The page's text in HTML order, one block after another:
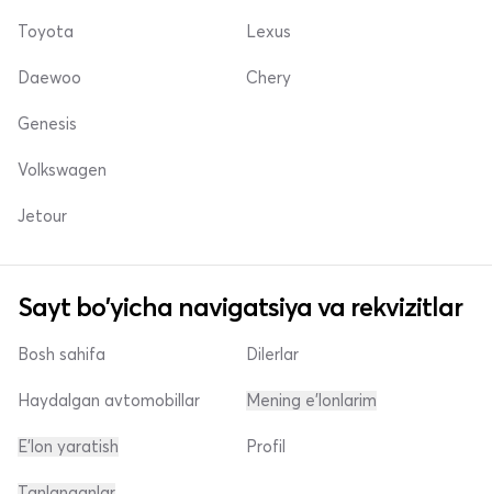
Toyota
Daewoo
Lexus
Chery
Genesis
Volkswagen
Jetour
Sayt bo'yicha navigatsiya va rekvizitlar
Bosh sahifa
Haydalgan avtomobillar
E'lon yaratish
Dilerlar
Mening e'lonlarim
Profil